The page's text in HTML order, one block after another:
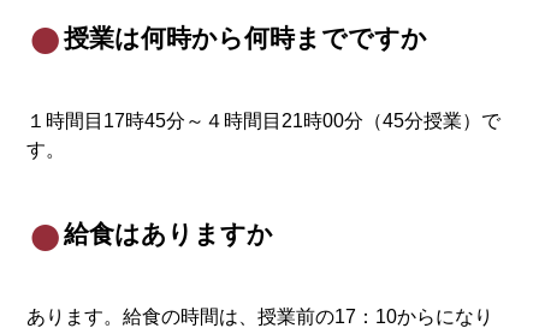
授業は何時から何時までですか
１時間目17時45分～４時間目21時00分（45分授業）で
す。
給食はありますか
あります。給食の時間は、授業前の17：10からになり